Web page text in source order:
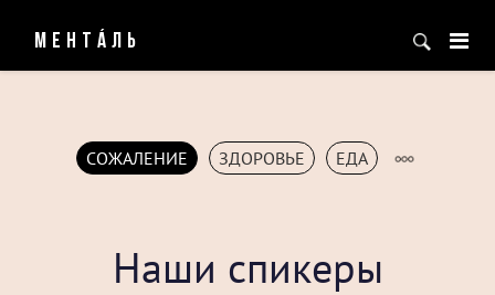
МЕНТÁЛЬ
СОЖАЛЕНИЕ ЗДОРОВЬЕ ЕДА
Наши спикеры